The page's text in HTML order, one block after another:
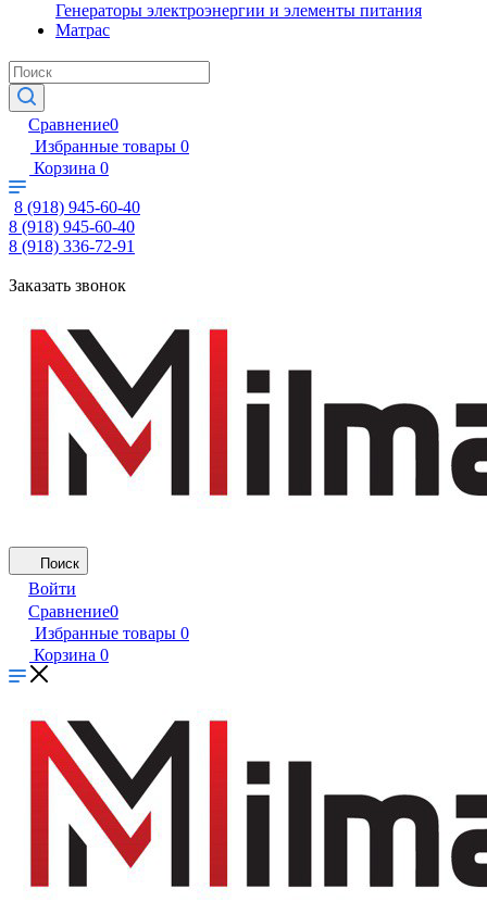
Генераторы электроэнергии и элементы питания
Матрас
Сравнение0
Избранные товары 0
Корзина 0
8 (918) 945-60-40
8 (918) 945-60-40
8 (918) 336-72-91
Заказать звонок
Поиск
Войти
Сравнение0
Избранные товары 0
Корзина 0